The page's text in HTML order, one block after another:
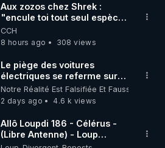
Aux zozos chez Shrek :
"encule toi tout seul espèce
de mal polish"
CCH
8 hours ago
308 views
Le piège des voitures
électriques se referme sur
les usagers !
Notre Réalité Est Falsifiée Et Fausse
2 days ago
4.6 k views
Allô Loupdi 186 - Célérus -
(Libre Antenne) - Loup
Divergent 2026.08.06